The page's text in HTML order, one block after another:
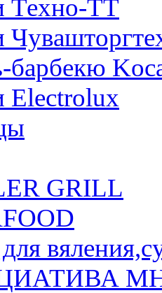
Техно-ТТ
барбекю
Electrolux
GRILL